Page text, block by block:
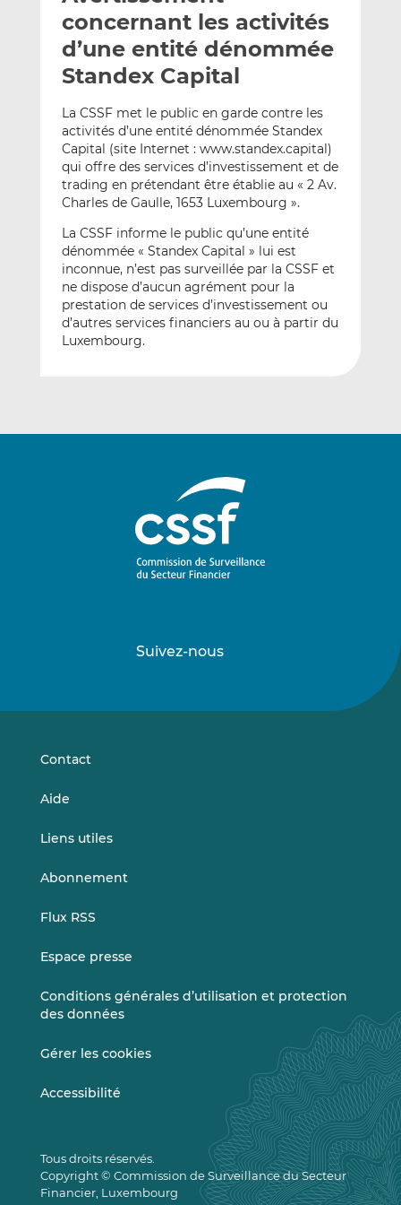
e
p
a
e
m
a
i
l
g
e
r
s
r
L
n
k
d
n
g
e
r
s
r
F
a
c
e
o
k
concernant les activités
d’une entité dénommée
Standex Capital
La CSSF met le public en garde contre les
activités d’une entité dénommée Standex
Capital (site Internet : www.standex.capital)
qui offre des services d’investissement et de
trading en prétendant être établie au « 2 Av.
Charles de Gaulle, 1653 Luxembourg ».
La CSSF informe le public qu’une entité
dénommée « Standex Capital » lui est
inconnue, n’est pas surveillée par la CSSF et
ne dispose d’aucun agrément pour la
prestation de services d’investissement ou
d’autres services financiers au ou à partir du
Luxembourg.
Suivez-nous
sursur
Contact
Aide
Liens utiles
Abonnement
Flux RSS
Espace presse
Conditions générales d’utilisation et protection
des données
Gérer les cookies
Accessibilité
Tous droits réservés.
Copyright © Commission de Surveillance du Secteur
Financier, Luxembourg